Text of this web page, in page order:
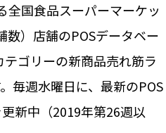
全国食品スーパーマーケッ
数）店舗のPOSデータベー
テゴリーの新商品売れ筋ラ
毎週水曜日に、最新のPOS
新中（2019年第26週以